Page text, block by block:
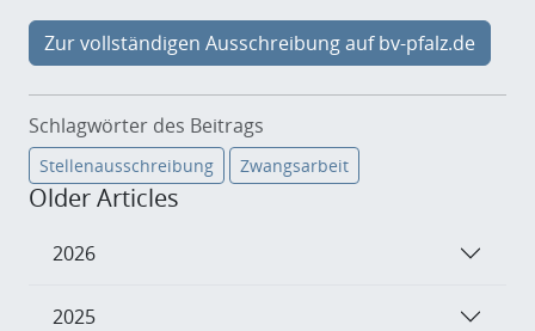
Zur vollständigen Ausschreibung auf bv-pfalz.de
Schlagwörter des Beitrags
Stellenausschreibung Zwangsarbeit
Older Articles
2026
2025